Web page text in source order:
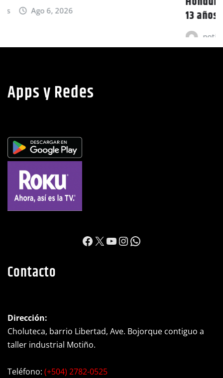
13 años sin datos actualizados
Dirección:
taller industrial Motiño.